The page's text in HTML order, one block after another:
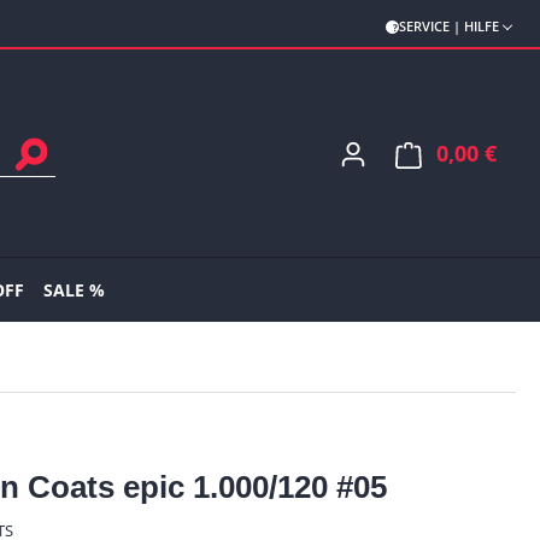
SERVICE | HILFE
0,00 €
SALE %
Coats epic 1.000/120 #05